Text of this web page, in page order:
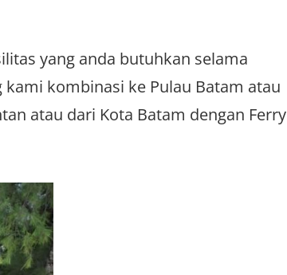
yang anda butuhkan selama
kombinasi ke Pulau Batam atau
atau dari Kota Batam dengan Ferry